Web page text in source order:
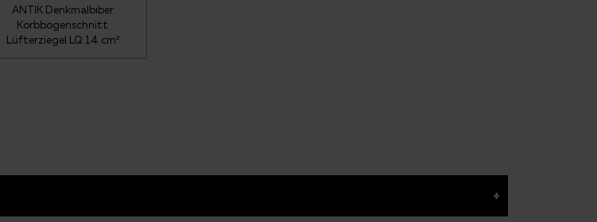
ANTIK Denkmalbiber
Korbbogenschnitt
Lüfterziegel LQ 14 cm²